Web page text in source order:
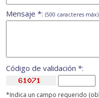
Mensaje *: (500 caracteres máx)
Código de validación *:
*Indica un campo requerido